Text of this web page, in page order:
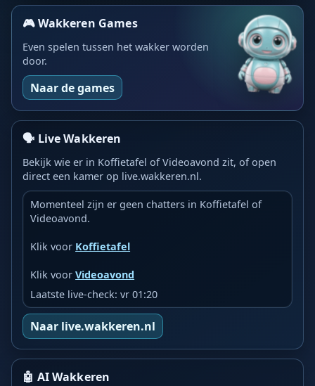
🎮 Wakkeren Games
Even spelen tussen het wakker worden
door.
Naar de games
🗣️ Live Wakkeren
Bekijk wie er in Koffietafel of Videoavond zit, of open
direct een kamer op live.wakkeren.nl.
Momenteel zijn er geen chatters in Koffietafel of
Videoavond.
Klik voor Koffietafel
Klik voorVideoavond
Laatste live-check: vr 01:20
Naar live.wakkeren.nl
🤖 AI Wakkeren